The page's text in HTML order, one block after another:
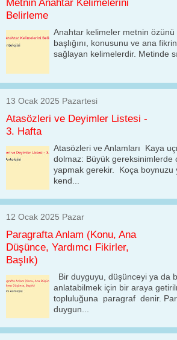
Belirleme
Anahtar kelimeler metnin
başlığını, konusunu ve ana
sağlayan kelimelerdir. Metinde
13 Ocak 2025 Pazartesi
Atasözleri ve Deyimler Listesi -
3. Hafta
Atasözleri ve Anlamları Kaya
dolmaz: Büyük gereksinimlerde
yapmak gerekir. Koça boynuzu
kend...
12 Ocak 2025 Pazar
Paragrafta Anlam (Konu, Ana
Düşünce, Yardımcı Fikirler,
Başlık)
Bir duyguyu, düşünceyi ya da
anlatabilmek için bir araya
topluluğuna paragraf denir.
duygun...